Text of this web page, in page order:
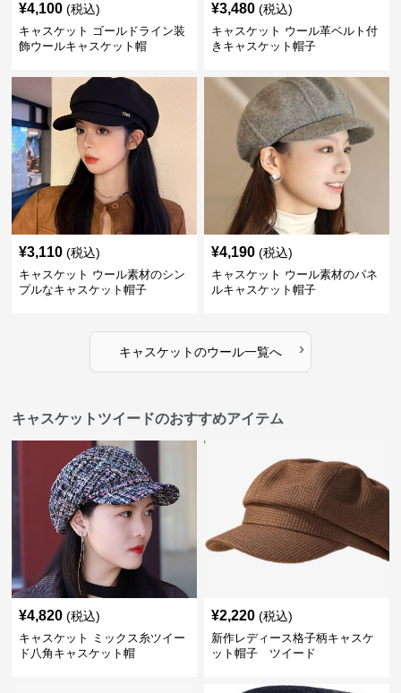
¥4,100 (税込)
キャスケット ゴールドライン装
飾ウールキャスケット帽
¥3,480 (税込)
キャスケット ウール革ベルト付
きキャスケット帽子
¥3,110 (税込)
キャスケット ウール素材のシン
プルなキャスケット帽子
¥4,190 (税込)
キャスケット ウール素材のパネ
ルキャスケット帽子
キャスケットのウール一覧へ ›
キャスケットツイードのおすすめアイテム
¥4,820 (税込)
キャスケット ミックス糸ツイー
ド八角キャスケット帽
¥2,220 (税込)
新作レディース格子柄キャスケ
ット帽子 ツイード